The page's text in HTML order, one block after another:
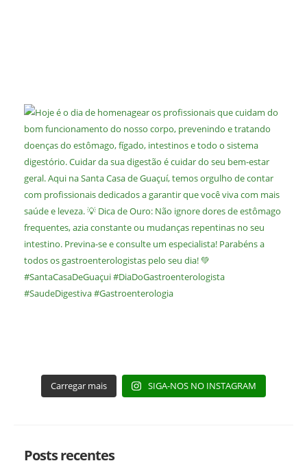
Carregar mais SIGA-NOS NO INSTAGRAM
Posts recentes